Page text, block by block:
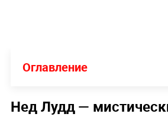
Оглавление
Нед Лудд —